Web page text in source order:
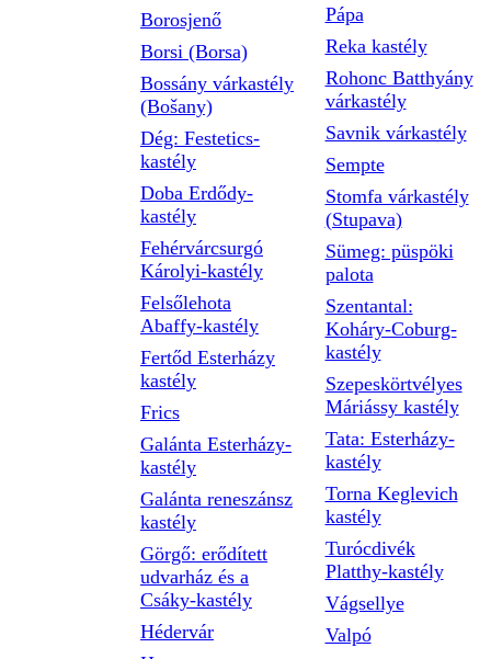
Borosjenő
Borsi (Borsa)
Bossány várkastély
(Bošany)
Dég: Festetics-
kastély
Doba Erdődy-
kastély
Fehérvárcsurgó
Károlyi-kastély
Felsőlehota
Abaffy-kastély
Fertőd Esterházy
kastély
Frics
Galánta Esterházy-
kastély
Galánta reneszánsz
kastély
Görgő: erődített
udvarház és a
Csáky-kastély
Hédervár
Pápa
Reka kastély
Rohonc Batthyány
várkastély
Savnik várkastély
Sempte
Stomfa várkastély
(Stupava)
Sümeg: püspöki
palota
Szentantal:
Koháry-Coburg-
kastély
Szepeskörtvélyes
Máriássy kastély
Tata: Esterházy-
kastély
Torna Keglevich
kastély
Turócdivék
Platthy-kastély
Vágsellye
Valpó